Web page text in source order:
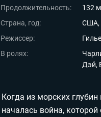
Продолжительность:
132
Страна, год:
США,
Режиссер:
В ролях:
Дэй,
Когда из морских
началась война,